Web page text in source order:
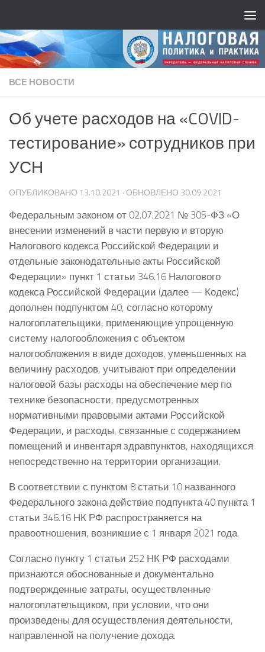
ВСЕ НОВОСТИ
Об учете расходов на «COVID-
тестирование» сотрудников при
УСН
ОПУБЛИКОВАНО 13.10.2021 · ОБНОВЛЕНО 30.09.2021
Федеральным законом от 02.07.2021 № 305-ФЗ «О
внесении изменений в части первую и вторую
Налогового кодекса Российской Федерации и
отдельные законодательные акты Российской
Федерации» пункт 1 статьи 346.16 Налогового
кодекса Российской Федерации (далее — Кодекс)
дополнен подпунктом 40, согласно которому
налогоплательщики, применяющие упрощенную
систему налогообложения с объектом
налогообложения в виде доходов, уменьшенных на
величину расходов, учитывают при определении
налоговой базы расходы на обеспечение мер по
технике безопасности, предусмотренных
нормативными правовыми актами Российской
Федерации, и расходы, связанные с содержанием
помещений и инвентаря здравпунктов, находящихся
непосредственно на территории организации.
В соответствии с пунктом 8 статьи 10 названного
Федерального закона действие подпункта 40 пункта 1
статьи 346.16 НК РФ распространяется на
правоотношения, возникшие с 1 января 2021 года.
Согласно пункту 1 статьи 252 НК РФ расходами
признаются обоснованные и документально
подтвержденные затраты, осуществленные
налогоплательщиком, при условии, что они
произведены для осуществления деятельности,
направленной на получение дохода.